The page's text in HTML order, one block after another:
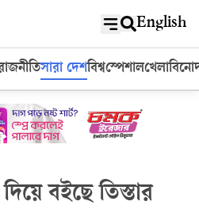
English
সারা দেশবিশ্বস্পেশালখেলা
বইছে তিস্তার